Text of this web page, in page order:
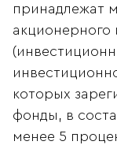
принадлежат
акционерного
которых
фонды, в
менее 5